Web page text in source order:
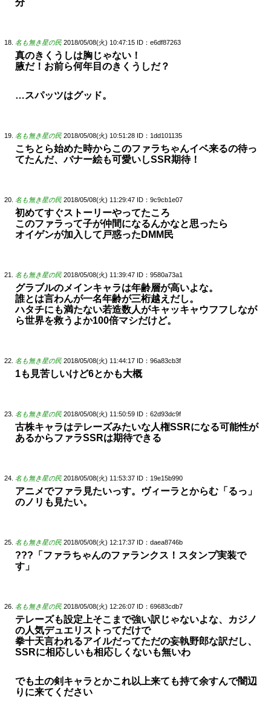
分
名も無き星の民 2018/05/08(火) 10:47:15 ID：e6df87263
真のきくうしは胸じゃない！
腋だ！お前ら何年目のきくうしだ？
…スパッツはグッド。
名も無き星の民 2018/05/08(火) 10:51:28 ID：1dd101135
こちとら始めた時からこのファラちゃんイベ来るの待っ
てたんだ、バナー絵も可愛いしSSR期待！
名も無き星の民 2018/05/08(火) 11:29:47 ID：9c9cb1e07
初めてすぐストーリーやってたころ
このファラって子が仲間になるんかなと思ったら
オイゲンが加入して戸惑ったDMM民
名も無き星の民 2018/05/08(火) 11:39:47 ID：9580a73a1
グラブルのメインキャラは年齢層が高いよな。
誰とは言わんが一名年齢が三桁越えだし。
ハタチにも満たない若造数人がキャッキャウフフしなが
ら世界を救うよか100倍マシだけど。
名も無き星の民 2018/05/08(火) 11:44:17 ID：96a83cb3f
1も見苦しいけど6とかも大概
名も無き星の民 2018/05/08(火) 11:50:59 ID：62d93dc9f
古株キャラはテレーズみたいな人権SSRになる可能性が
あるからファラSSRは期待できる
名も無き星の民 2018/05/08(火) 11:53:37 ID：19e15b990
アニメでファラ見たいっす。ヴィーラとからむ「るっ」
のノリも見たい。
名も無き星の民 2018/05/08(火) 12:17:37 ID：daea8746b
???「ファラちゃんのファランクス！スタンプ実装で
す」
名も無き星の民 2018/05/08(火) 12:26:07 ID：69683cdb7
テレーズも設定上そこまで強い訳じゃないよな、カジノ
の人気デュエリストってだけで
拳十天言われるアイルだってただの妄執野郎な訳だし、
SSRに相応しいも相応しくないも無いわ
でも土の剣キャラとかこれ以上来ても持て余すんで闇辺
りに来てください